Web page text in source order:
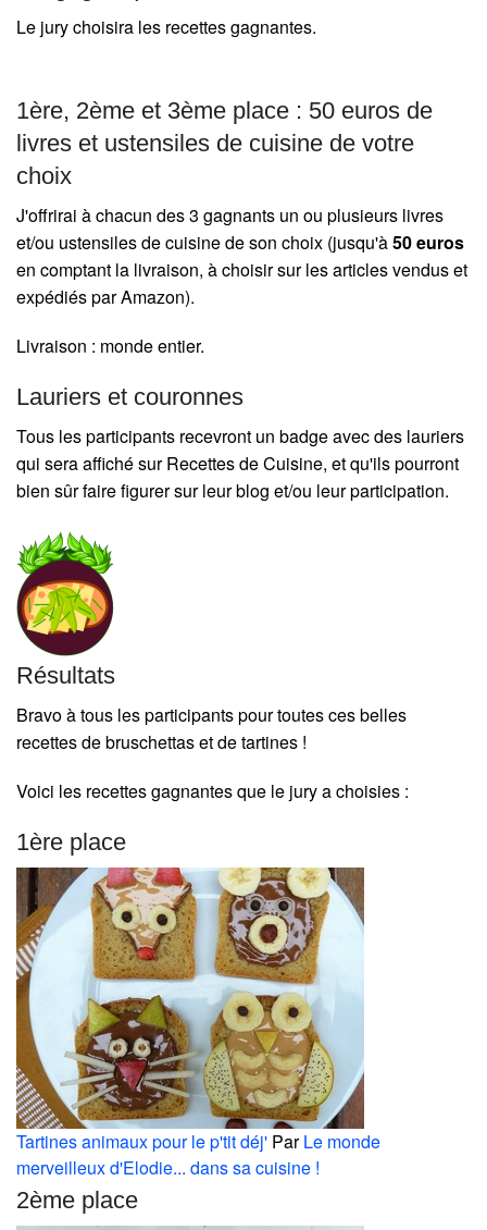
Le jury choisira les recettes gagnantes.
1ère, 2ème et 3ème place : 50 euros de
livres et ustensiles de cuisine de votre
choix
J'offrirai à chacun des 3 gagnants un ou plusieurs livres
et/ou ustensiles de cuisine de son choix (jusqu'à50 euros
en comptant la livraison, à choisir sur les articles vendus et
expédiés par Amazon).
Livraison : monde entier.
Lauriers et couronnes
Tous les participants recevront un badge avec des lauriers
qui sera affiché sur Recettes de Cuisine, et qu'ils pourront
bien sûr faire figurer sur leur blog et/ou leur participation.
Résultats
Bravo à tous les participants pour toutes ces belles
recettes de bruschettas et de tartines !
Voici les recettes gagnantes que le jury a choisies :
1ère place
Tartines animaux pour le p'tit déj' ParLe monde
merveilleux d'Elodie... dans sa cuisine !
2ème place